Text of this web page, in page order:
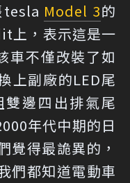
tesla Model 3的
上，表示這是一
車不僅改裝了如
上副廠的LED尾
邊四出排氣尾
年代中期的日
覺得最詭異的，
們都知道電動車